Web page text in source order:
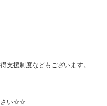
支援制度などもございます。
さい☆☆